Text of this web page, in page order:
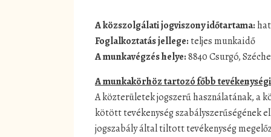
A közszolgálati jogviszony időtartama:
Foglalkoztatás jellege: teljes munkaidő
A munkavégzés helye:8840 Csurgó,
A munkakörhöz tartozó főbb
A közterületek jogszerű használatának, a
kötött tevékenység szabályszerűségének
jogszabály által tiltott tevékenység